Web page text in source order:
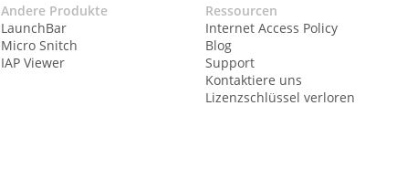
Andere Produkte
LaunchBar
Micro Snitch
IAP Viewer
Ressourcen
Internet Access Policy
Blog
Support
Kontaktiere uns
Lizenzschlüssel verloren